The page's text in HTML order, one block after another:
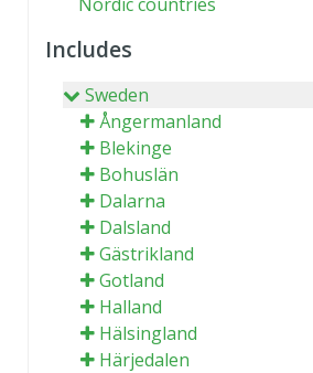
Includes
Sweden
Ångermanland
Blekinge
Bohuslän
Dalarna
Dalsland
Gästrikland
Gotland
Halland
Hälsingland
Härjedalen